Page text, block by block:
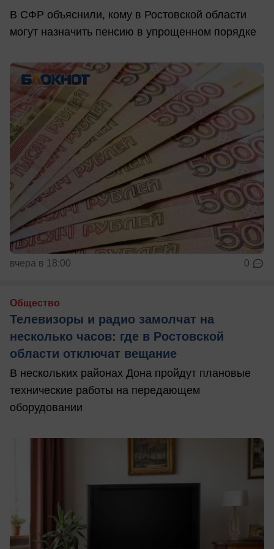
В СФР объяснили, кому в Ростовской области
могут назначить пенсию в упрощенном порядке
вчера в 18:00 0
Общество
Телевизоры и радио замолчат на
несколько часов: где в Ростовской
области отключат вещание
В нескольких районах Дона пройдут плановые
технические работы на передающем
оборудовании